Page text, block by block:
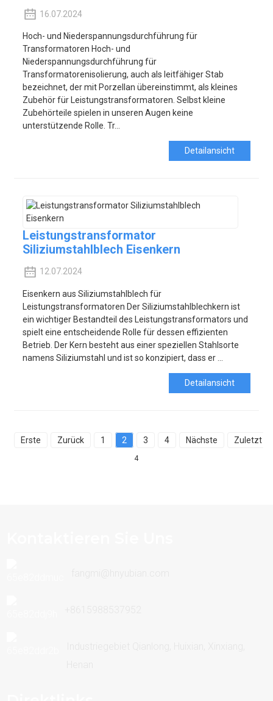
16.07.2024
Hoch- und Niederspannungsdurchführung für
Transformatoren Hoch- und
Niederspannungsdurchführung für
Transformatorenisolierung, auch als leitfähiger Stab
bezeichnet, der mit Porzellan übereinstimmt, als kleines
Zubehör für Leistungstransformatoren. Selbst kleine
Zubehörteile spielen in unseren Augen keine
unterstützende Rolle. Tr...
Detailansicht
Leistungstransformator
Siliziumstahlblech Eisenkern
12.07.2024
Eisenkern aus Siliziumstahlblech für
Leistungstransformatoren Der Siliziumstahlblechkern ist
ein wichtiger Bestandteil des Leistungstransformators und
spielt eine entscheidende Rolle für dessen effizienten
Betrieb. Der Kern besteht aus einer speziellen Stahlsorte
namens Siliziumstahl und ist so konzipiert, dass er ...
Detailansicht
Erste Zurück 1 2 3 4 Nächste Zuletzt
4